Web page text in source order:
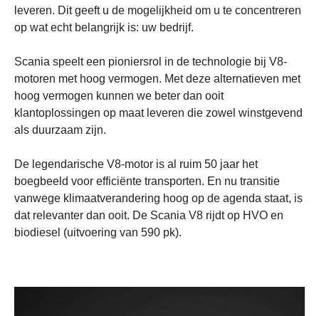
leveren. Dit geeft u de mogelijkheid om u te concentreren
op wat echt belangrijk is: uw bedrijf.
Scania speelt een pioniersrol in de technologie bij V8-
motoren met hoog vermogen. Met deze alternatieven met
hoog vermogen kunnen we beter dan ooit
klantoplossingen op maat leveren die zowel winstgevend
als duurzaam zijn.
De legendarische V8-motor is al ruim 50 jaar het
boegbeeld voor efficiënte transporten. En nu transitie
vanwege klimaatverandering hoog op de agenda staat, is
dat relevanter dan ooit. De Scania V8 rijdt op HVO en
biodiesel (uitvoering van 590 pk).